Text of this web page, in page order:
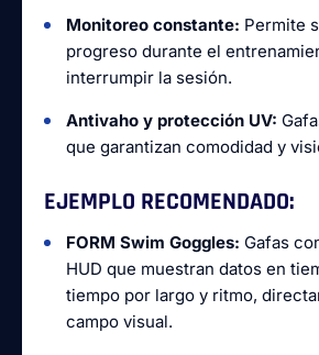
Monitoreo constante: Permite
progreso durante el
interrumpir la sesión.
Antivaho y protección UV:
que garantizan comodidad y
EJEMPLO RECOMENDADO:
FORM Swim Goggles: Gafas
HUD que muestran datos en
tiempo por largo y ritmo,
campo visual.